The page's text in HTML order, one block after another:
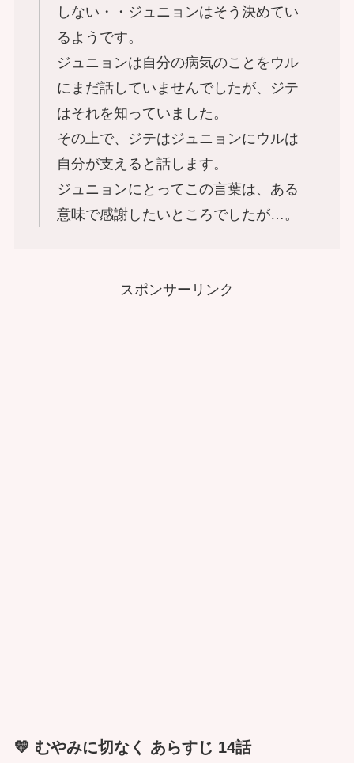
しない・・ジュニョンはそう決めてい
るようです。
ジュニョンは自分の病気のことをウル
にまだ話していませんでしたが、ジテ
はそれを知っていました。
その上で、ジテはジュニョンにウルは
自分が支えると話します。
ジュニョンにとってこの言葉は、ある
意味で感謝したいところでしたが…。
スポンサーリンク
💛 むやみに切なく あらすじ 14話